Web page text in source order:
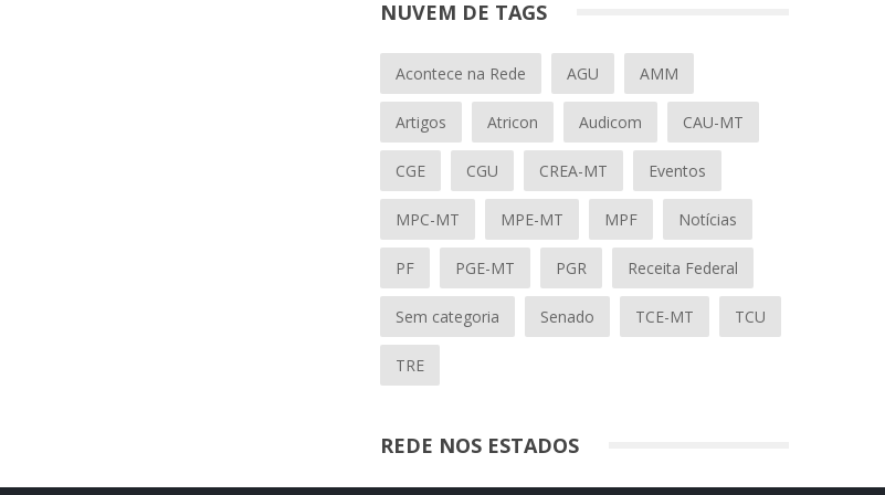
NUVEM DE TAGS
Acontece na Rede AGU AMM
Artigos Atricon Audicom CAU-MT
CGE CGU CREA-MT Eventos
MPC-MT MPE-MT MPF Notícias
PF PGE-MT PGR Receita Federal
Sem categoria Senado TCE-MT TCU
TRE
REDE NOS ESTADOS